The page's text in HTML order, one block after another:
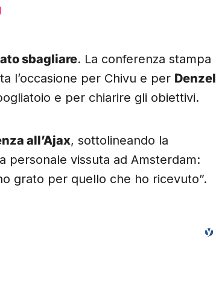
sbagliare. La conferenza stampa
l’occasione per Chivu e per Denzel
e per chiarire gli obiettivi.
all’Ajax, sottolineando la
personale vissuta ad Amsterdam:
grato per quello che ho ricevuto”.